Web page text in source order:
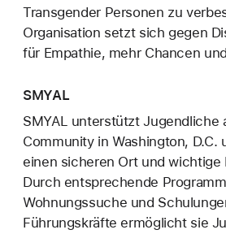
Transgender Personen zu
Organisation setzt sich gegen
für Empathie, mehr Chancen
SMYAL
SMYAL unterstützt Jugendliche
Community in Washington, D.C.
einen sicheren Ort und wichtige
Durch entsprechende
Wohnungssuche und
Führungskräfte ermöglicht sie